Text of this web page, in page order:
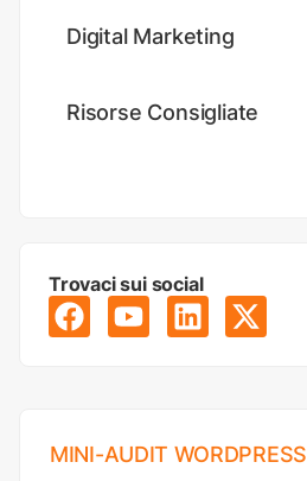
Digital Marketing
Risorse Consigliate
Trovaci sui social
MINI-AUDIT WORDPRESS